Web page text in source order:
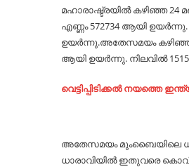
മഹാരാഷ്ട്രയില്‍ കഴിഞ്ഞ
എണ്ണം 572734 ആയി
ഉയര്‍ന്നു.അതേസമയം കഴിഞ്ഞ
ആയി ഉയര്‍ന്നു. നിലവില്‍
വെ​ട്ടി​പ്പി​ടി​ക്ക​ല്‍ ന​യ​ത്തെ
അതേസമയം മുംബൈയിലെ
ധാരാവിയില്‍ ഇതുവരെ